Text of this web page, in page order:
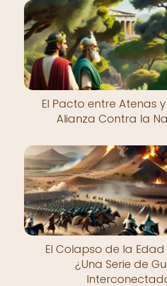
El Pacto entre Atenas y
Alianza Contra la
El Colapso de la
¿Una Serie de